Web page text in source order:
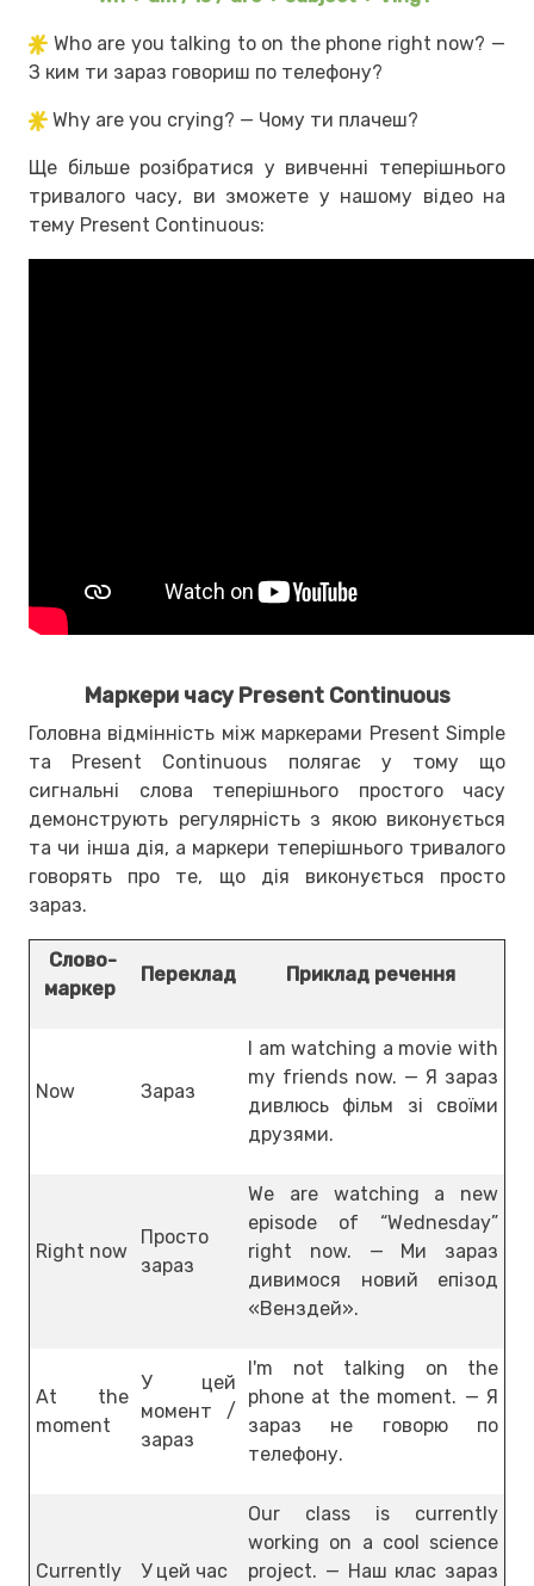
Who are you talking to on the phone right now? —
З ким ти зараз говориш по телефону?
Why are you crying? — Чому ти плачеш?
Ще більше розібратися у вивченні теперішнього
тривалого часу, ви зможете у нашому відео на
тему Present Continuous:
Маркери часу Present Continuous
Головна відмінність між маркерами Present Simple
та Present Continuous полягає у тому що
сигнальні слова теперішнього простого часу
демонструють регулярність з якою виконується
та чи інша дія, а маркери теперішнього тривалого
говорять про те, що дія виконується просто
зараз.
Слово-
маркер
Переклад Приклад речення
Now Зараз
I am watching a movie with
my friends now. — Я зараз
дивлюсь фільм зі своїми
друзями.
Right now
Просто
зараз
We are watching a new
episode of “Wednesday”
right now. — Ми зараз
дивимося новий епізод
«Венздей».
At the
moment
У цей
момент /
зараз
I'm not talking on the
phone at the moment. — Я
зараз не говорю по
телефону.
Currently У цей час
Our class is currently
working on a cool science
project. — Наш клас зараз